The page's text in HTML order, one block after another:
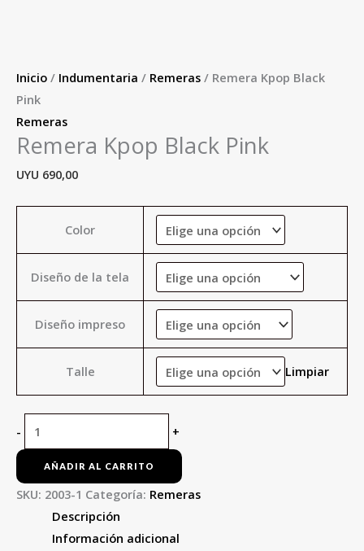
Inicio / Indumentaria / Remeras / Remera Kpop Black
Pink
Remeras
Remera Kpop Black Pink
UYU 690,00
Color
Diseño de la tela
Diseño impreso
Talle Limpiar
- +
AÑADIR AL CARRITO
SKU: 2003-1 Categoría: Remeras
Descripción
Información adicional